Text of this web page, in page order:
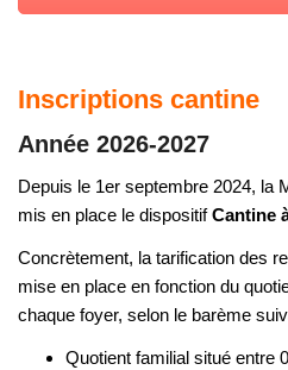
Inscriptions cantine
Année 2026-2027
Depuis le 1er septembre 2024, la
mis en place le dispositifCantine
Concrètement, la tarification des
mise en place en fonction du
chaque foyer, selon le barème
Quotient familial situé entre